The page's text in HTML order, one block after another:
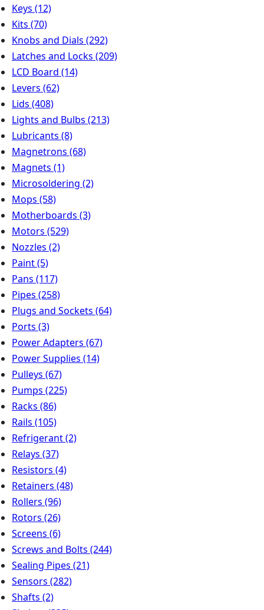
Keys (12)
Kits (70)
Knobs and Dials (292)
Latches and Locks (209)
LCD Board (14)
Levers (62)
Lids (408)
Lights and Bulbs (213)
Lubricants (8)
Magnetrons (68)
Magnets (1)
Microsoldering (2)
Mops (58)
Motherboards (3)
Motors (529)
Nozzles (2)
Paint(5)
Pans (117)
Pipes (258)
Plugs and Sockets (64)
Ports (3)
Power Adapters (67)
Power Supplies (14)
Pulleys (67)
Pumps (225)
Racks (86)
Rails (105)
Refrigerant(2)
Relays (37)
Resistors (4)
Retainers (48)
Rollers (96)
Rotors (26)
Screens (6)
Screws and Bolts (244)
Sealing Pipes (21)
Sensors (282)
Shafts (2)